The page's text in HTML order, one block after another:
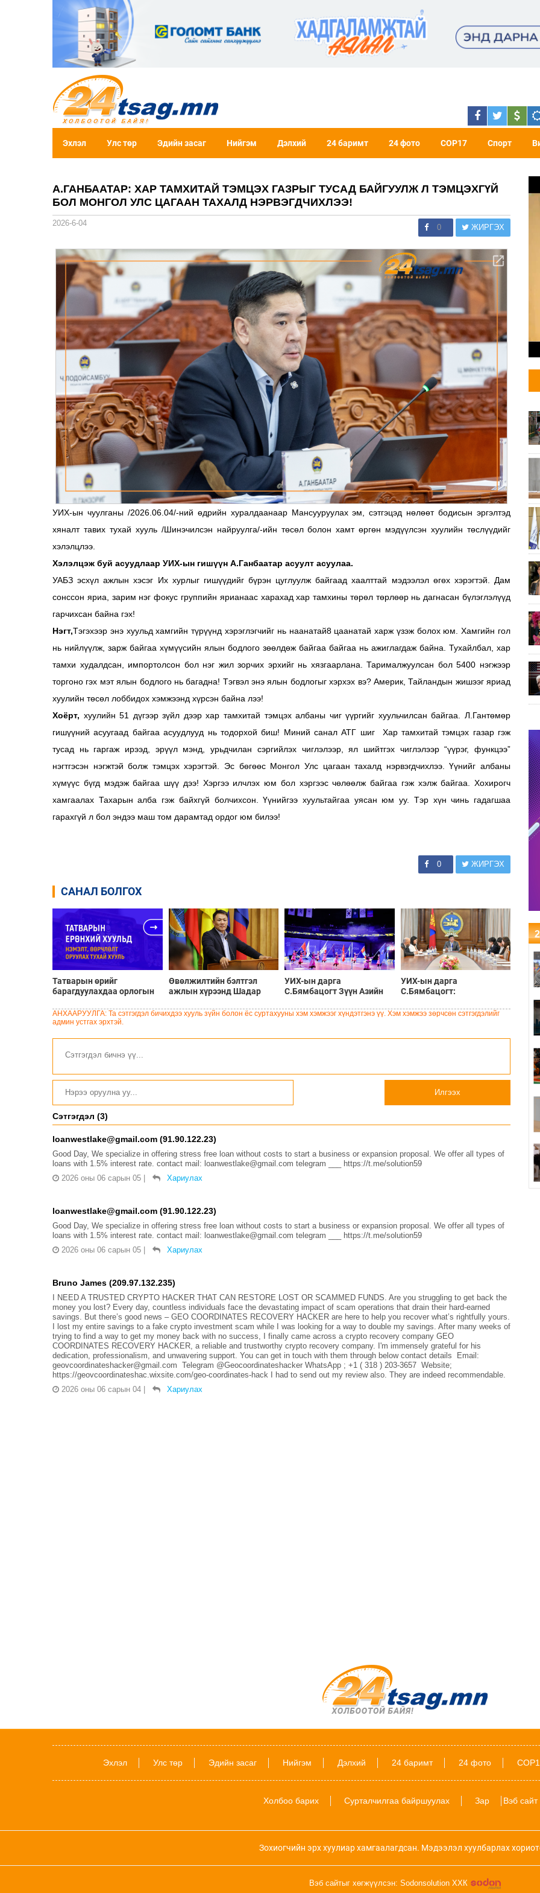
Эхлэл Улс төр Эдийн засаг Нийгэм Дэлхий 24 баримт 24 фото COP17 Спорт
А.ГАНБААТАР: ХАР ТАМХИТАЙ ТЭМЦЭХ ГАЗРЫГ ТУСАД БАЙГУУЛЖ Л ТЭМЦЭХГҮЙ
БОЛ МОНГОЛ УЛС ЦАГААН ТАХАЛД НЭРВЭГДЧИХЛЭЭ!
2026-6-04 0 ЖИРГЭХ
УИХ-ын чуулганы /2026.06.04/-ний өдрийн хуралдаанаар Мансууруулах эм, сэтгэцэд нөлөөт бодисын эргэлтэд
хяналт тавих тухай хууль /Шинэчилсэн найруулга/-ийн төсөл болон хамт өргөн мэдүүлсэн хуулийн төслүүдийг
хэлэлцлээ.
Хэлэлцэж буй асуудлаар УИХ-ын гишүүн А.Ганбаатар асуулт асуулаа.
УАБЗ эсхүл ажлын хэсэг Их хурлыг гишүүдийг бүрэн цуглуулж байгаад хаалттай мэдээлэл өгөх хэрэгтэй. Дам
сонссон яриа, зарим нэг фокус группийн ярианаас харахад хар тамхины төрөл төрлөөр нь дагнасан бүлэглэлүүд
гарчихсан байна гэх!
Нэгт,Тэгэхээр энэ хуульд хамгийн түрүүнд хэрэглэгчийг нь наанатай8 цаанатай харж үзэж болох юм. Хамгийн гол
нь нийлүүлж, зарж байгаа хүмүүсийн ялын бодлого зөөлдөж байгаа байгаа нь ажиглагдаж байна. Тухайлбал, хар
тамхи худалдсан, импортолсон бол нэг жил зорчих эрхийг нь хязгаарлана. Тарималжуулсан бол 5400 нэгжээр
торгоно гэх мэт ялын бодлого нь багадна! Тэгвэл энэ ялын бодлогыг хэрхэх вэ? Америк, Тайландын жишээг яриад
хуулийн төсөл лоббидох хэмжээнд хүрсэн байна лээ!
Хоёрт, хуулийн 51 дүгээр зүйл дээр хар тамхитай тэмцэх албаны чиг үүргийг хуульчилсан байгаа. Л.Гантөмөр
гишүүний асуугаад байгаа асуудлууд нь тодорхой биш! Миний санал АТГ шиг Хар тамхитай тэмцэх газар гэж
тусад нь гаргаж ирээд, эрүүл мэнд, урьдчилан сэргийлэх чиглэлээр, ял шийтгэх чиглэлээр “үүрэг, функцээ”
нэгтгэсэн нэгжтэй болж тэмцэх хэрэгтэй. Эс бөгөөс Монгол Улс цагаан тахалд нэрвэгдчихлээ. Үүнийг албаны
хүмүүс бүгд мэдэж байгаа шүү дээ! Хэргээ илчлэх юм бол хэргээс чөлөөлж байгаа гэж хэлж байгаа. Хохирогч
хамгаалах Тахарын алба гэж байхгүй болчихсон. Үүнийгээ хуультайгаа уясан юм уу. Тэр хүн чинь гадагшаа
гарахгүй л бол эндээ маш том дарамтад ордог юм билээ!
0 ЖИРГЭХ
САНАЛ БОЛГОХ
Татварын өрийг
барагдуулахдаа орлогын
үлдээхээр хуульчилж,
татварын тайлангаа
Өвөлжилтийн бэлтгэл
ажлын хүрээнд Шадар
Дорноговь аймагт
УИХ-ын дарга
С.Бямбацогт Зүүн Азийн
волейболын аварга
УИХ-ын дарга
С.Бямбацогт:
хэрэгжилт, амлалтаас илүү
АНХААРУУЛГА: Та сэтгэгдэл бичихдээ хууль зүйн болон ёс суртахууны хэм хэмжээг хүндэтгэнэ үү. Хэм хэмжээ зөрчсөн сэтгэгдэлийг
админ устгах эрхтэй.
Илгээх
Сэтгэгдэл (3)
loanwestlake@gmail.com (91.90.122.23)
Good Day, We specialize in offering stress free loan without costs to start a business or expansion proposal. We offer all types of
loans with 1.5% interest rate. contact mail: loanwestlake@gmail.com telegram ___ https://t.me/solution59
2026 оны 06 сарын 05
Хариулах
loanwestlake@gmail.com (91.90.122.23)
Good Day, We specialize in offering stress free loan without costs to start a business or expansion proposal. We offer all types of
loans with 1.5% interest rate. contact mail: loanwestlake@gmail.com telegram ___ https://t.me/solution59
2026 оны 06 сарын 05
Хариулах
Bruno James (209.97.132.235)
I NEED A TRUSTED CRYPTO HACKER THAT CAN RESTORE LOST OR SCAMMED FUNDS. Are you struggling to get back the
money you lost? Every day, countless individuals face the devastating impact of scam operations that drain their hard-earned
savings. But there’s good news – GEO COORDINATES RECOVERY HACKER are here to help you recover what’s rightfully yours.
I lost my entire savings to a fake crypto investment scam while I was looking for a way to double my savings. After many weeks of
trying to find a way to get my money back with no success, I finally came across a crypto recovery company GEO
COORDINATES RECOVERY HACKER, a reliable and trustworthy crypto recovery company. I'm immensely grateful for his
dedication, professionalism, and unwavering support. You can get in touch with them through below contact details Email:
geovcoordinateshacker@gmail.com Telegram @Geocoordinateshacker WhatsApp ; +1 ( 318 ) 203-3657 Website;
https://geovcoordinateshac.wixsite.com/geo-coordinates-hack I had to send out my review also. They are indeed recommendable.
2026 оны 06 сарын 04
Хариулах
Эхлэл Улс төр Эдийн засаг Нийгэм Дэлхий 24 баримт 24 фото
Холбоо барих Сурталчилгаа байршуулах Зар Вэб сайт
Зохиогчийн эрх хуулиар хамгаалагдсан. Мэдээлэл хуулбарлах
Вэб сайтыг хөгжүүлсэн: Sodonsolution ХХК